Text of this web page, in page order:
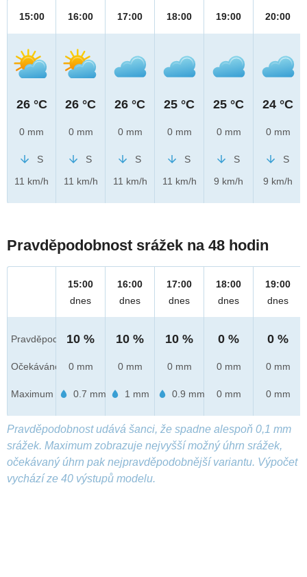
15:00
26 °C
0 mm
S
11 km/h
16:00
26 °C
0 mm
S
11 km/h
17:00
26 °C
0 mm
S
11 km/h
18:00
25 °C
0 mm
S
11 km/h
19:00
25 °C
0 mm
S
9 km/h
20:00
24 °C
0 mm
S
9 km/h
Pravděpodobnost srážek na 48 hodin
Pravděpod.
Očekáváno
Maximum
15:00
dnes
10 %
0 mm
0.7 mm
16:00
dnes
10 %
0 mm
1 mm
17:00
dnes
10 %
0 mm
0.9 mm
18:00
dnes
0 %
0 mm
0 mm
19:00
dnes
0 %
0 mm
0 mm
Pravděpodobnost udává šanci, že spadne alespoň 0,1 mm
srážek. Maximum zobrazuje nejvyšší možný úhrn srážek,
očekávaný úhrn pak nejpravděpodobnější variantu. Výpočet
vychází ze 40 výstupů modelu.